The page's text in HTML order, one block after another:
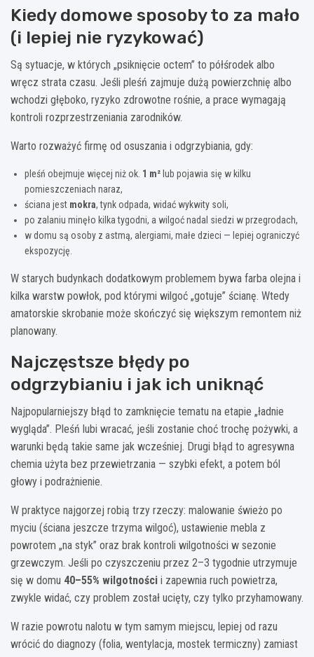
Kiedy domowe sposoby to za mało
(i lepiej nie ryzykować)
Są sytuacje, w których „psiknięcie octem” to półśrodek albo
wręcz strata czasu. Jeśli pleśń zajmuje dużą powierzchnię albo
wchodzi głęboko, ryzyko zdrowotne rośnie, a prace wymagają
kontroli rozprzestrzeniania zarodników.
Warto rozważyć firmę od osuszania i odgrzybiania, gdy:
pleśń obejmuje więcej niż ok. 1 m² lub pojawia się w kilku
pomieszczeniach naraz,
ściana jest mokra, tynk odpada, widać wykwity soli,
po zalaniu minęło kilka tygodni, a wilgoć nadal siedzi w przegrodach,
w domu są osoby z astmą, alergiami, małe dzieci — lepiej ograniczyć
ekspozycję.
W starych budynkach dodatkowym problemem bywa farba olejna i
kilka warstw powłok, pod którymi wilgoć „gotuje” ścianę. Wtedy
amatorskie skrobanie może skończyć się większym remontem niż
planowany.
Najczęstsze błędy po
odgrzybianiu i jak ich uniknąć
Najpopularniejszy błąd to zamknięcie tematu na etapie „ładnie
wygląda”. Pleśń lubi wracać, jeśli zostanie choć trochę pożywki, a
warunki będą takie same jak wcześniej. Drugi błąd to agresywna
chemia użyta bez przewietrzania — szybki efekt, a potem ból
głowy i podrażnienie.
W praktyce najgorzej robią trzy rzeczy: malowanie świeżo po
myciu (ściana jeszcze trzyma wilgoć), ustawienie mebla z
powrotem „na styk” oraz brak kontroli wilgotności w sezonie
grzewczym. Jeśli po czyszczeniu przez 2–3 tygodnie utrzymuje
się w domu 40–55% wilgotności i zapewnia ruch powietrza,
zwykle widać, czy problem został ucięty, czy tylko przyhamowany.
W razie powrotu nalotu w tym samym miejscu, lepiej od razu
wrócić do diagnozy (folia, wentylacja, mostek termiczny) zamiast